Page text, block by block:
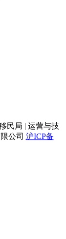
民局 | 运营与技
公司 沪ICP备